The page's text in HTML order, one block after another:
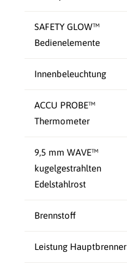
SAFETY GLOW™
Bedienelemente
Innenbeleuchtung
ACCU PROBE™
Thermometer
9,5 mm WAVE™
kugelgestrahlten
Edelstahlrost
Brennstoff
Leistung Hauptbrenner